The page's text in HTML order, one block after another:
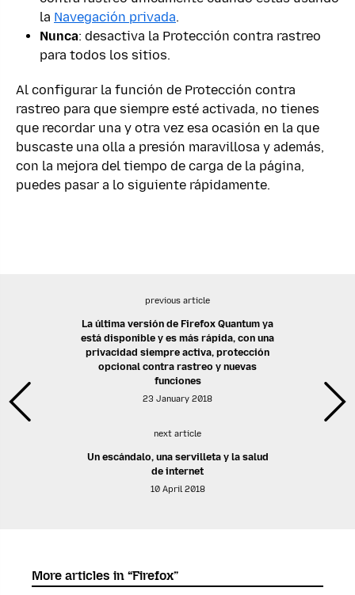
la Navegación privada.
Nunca: desactiva la Protección contra rastreo
para todos los sitios.
Al configurar la función de Protección contra
rastreo para que siempre esté activada, no tienes
que recordar una y otra vez esa ocasión en la que
buscaste una olla a presión maravillosa y además,
con la mejora del tiempo de carga de la página,
puedes pasar a lo siguiente rápidamente.
previous article
La última versión de Firefox Quantum ya
está disponible y es más rápida, con una
privacidad siempre activa, protección
opcional contra rastreo y nuevas
funciones
23 January 2018
next article
Un escándalo, una servilleta y la salud
de internet
10 April 2018
More articles in “Firefox”